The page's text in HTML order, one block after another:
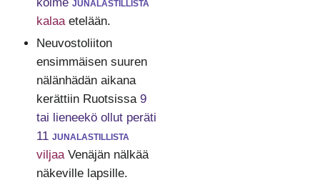
kalaaetelään.
Neuvostoliiton
ensimmäisen suuren
nälänhädän aikana
kerättiin Ruotsissa 9
tai lieneekö ollut peräti
11 junalastillista
viljaaVenäjän nälkää
näkeville lapsille.